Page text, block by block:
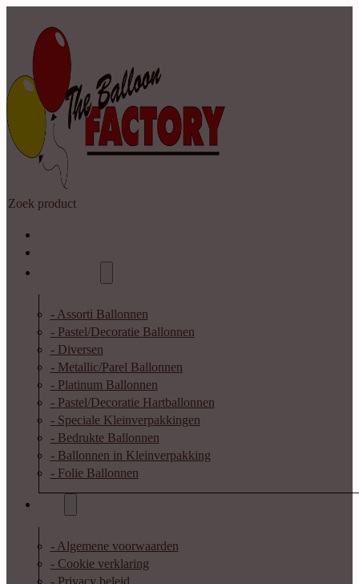
Zoeken
- Assorti Ballonnen
- Pastel/Decoratie Ballonnen
- Diversen
- Metallic/Parel Ballonnen
- Platinum Ballonnen
- Pastel/Decoratie Hartballonnen
- Speciale Kleinverpakkingen
- Bedrukte Ballonnen
- Ballonnen in Kleinverpakking
- Folie Ballonnen
- Algemene voorwaarden
- Cookie verklaring